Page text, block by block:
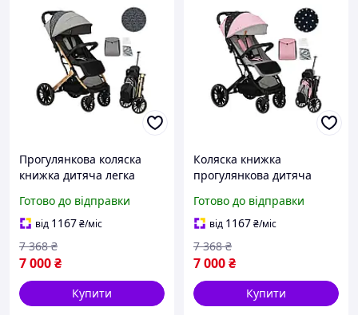
Прогулянкова коляска
книжка дитяча легка
Leopard / Прогулянкові
коляски для дітей
Готово до відправки
від 1167₴/міс
7 000₴
7 368 ₴
Купити
Коляска книжка
прогулянкова дитяча
Dmuchawce рожева для
дівчинки / Коляски для
прогулянок для дитини
Готово до відправки
від 1167₴/міс
7 000₴
7 368 ₴
Купити